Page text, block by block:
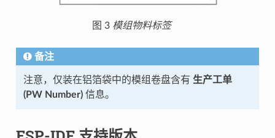
图 3 模组物料标签
备注
注意，仅装在铝箔袋中的模组卷盘含有 生产工单
(PW Number)信息。